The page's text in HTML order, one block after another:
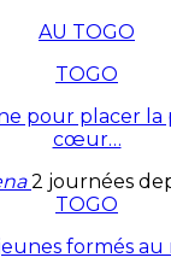
AU TOGO
TOGO
pour placer
cœur…
2 journées
TOGO
formés